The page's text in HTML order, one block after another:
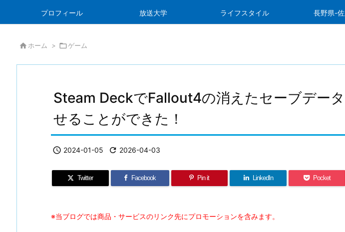
プロフィール 放送大学 ライフスタイル 長野県-
 ホーム > ゲーム
Steam DeckでFallout4の消えたセーブデー
せることができた！
 2024-01-05  2026-04-03
Twitter Facebook Pin it LinkedIn Pocket
※当ブログでは商品・サービスのリンク先にプロモーションを含みます。